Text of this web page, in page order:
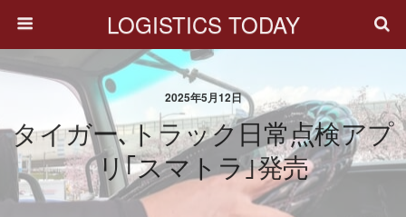
LOGISTICS TODAY
2025年5月12日
タイガー､トラック日常点検アプ
リ｢スマトラ｣発売